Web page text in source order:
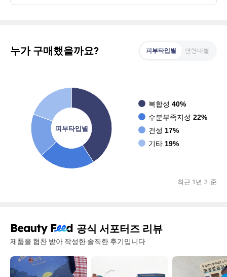
누가 구매했을까요? 피부타입별 연령대별
피부타입별
복합성 40%
수분부족지성 22%
건성 17%
기타 19%
최근 1년 기준
공식 서포터즈 리뷰
제품을 협찬 받아 작성한 솔직한 후기입니다